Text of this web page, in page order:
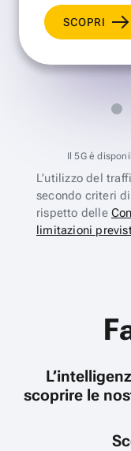
SCOPRI
Il 5G è
L’utilizzo del
secondo criteri
rispetto delle
limitazioni
scoprire le